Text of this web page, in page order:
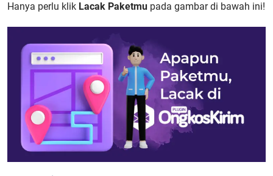
Hanya perlu klik Lacak Paketmu pada gambar di bawah ini!